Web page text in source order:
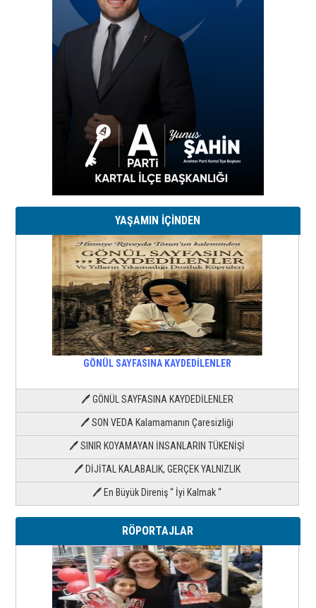
YAŞAMIN İÇİNDEN
GÖNÜL SAYFASINA KAYDEDİLENLER
🖊 GÖNÜL SAYFASINA KAYDEDİLENLER
🖊 SON VEDA Kalamamanın Çaresizliği
🖊 SINIR KOYAMAYAN İNSANLARIN TÜKENİŞİ
🖊 DİJİTAL KALABALIK, GERÇEK YALNIZLIK
🖊 En Büyük Direniş “ İyi Kalmak “
RÖPORTAJLAR